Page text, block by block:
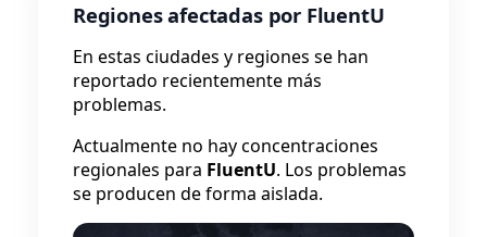
Regiones afectadas por FluentU
En estas ciudades y regiones se han
reportado recientemente más
problemas.
Actualmente no hay concentraciones
regionales para FluentU. Los problemas
se producen de forma aislada.